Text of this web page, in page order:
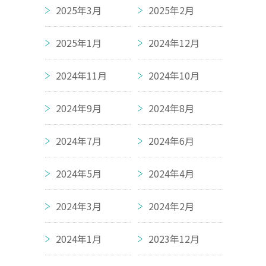
2025年3月 2025年2月
2025年1月 2024年12月
2024年11月 2024年10月
2024年9月 2024年8月
2024年7月 2024年6月
2024年5月 2024年4月
2024年3月 2024年2月
2024年1月 2023年12月